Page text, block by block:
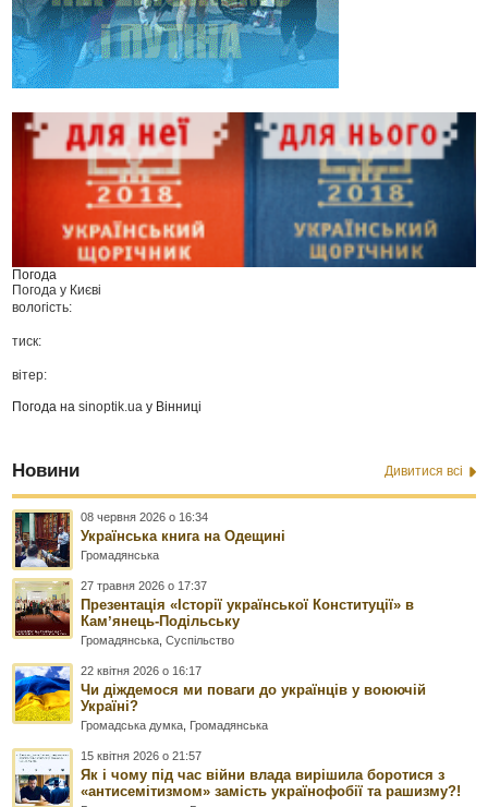
Погода
Погода у Києві
вологість:
тиск:
вітер:
Погода наsinoptik.ua у Вінниці
Новини Дивитися всі
08 червня 2026 о 16:34
Українська книга на Одещині
Громадянська
27 травня 2026 о 17:37
Презентація «Історії української Конституції» в
Камʼянець-Подільську
Громадянська ,Суспільство
22 квітня 2026 о 16:17
Чи діждемося ми поваги до українців у воюючій
Україні?
Громадська думка Громадянська
15 квітня 2026 о 21:57
Як і чому під час війни влада вирішила боротися з
«антисемітизмом» замість українофобії та рашизму?!